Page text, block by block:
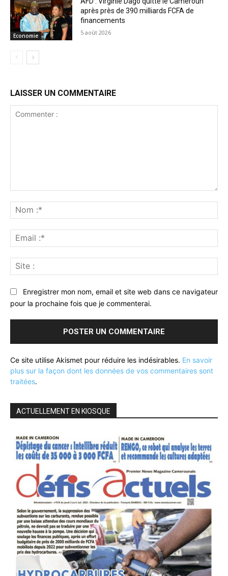
Economie
après près de 390 milliards FCFA de
financements
5 août 2026
LAISSER UN COMMENTAIRE
:*
:*
:
Enregistrer mon nom, email et site web dans ce navigateur
pour la prochaine fois que je commenterai.
Ce site utilise Akismet pour réduire les indésirables. En savoir
plus sur la façon dont les données de vos commentaires sont
traitées.
ACTUELLEMENT EN KIOSQUE